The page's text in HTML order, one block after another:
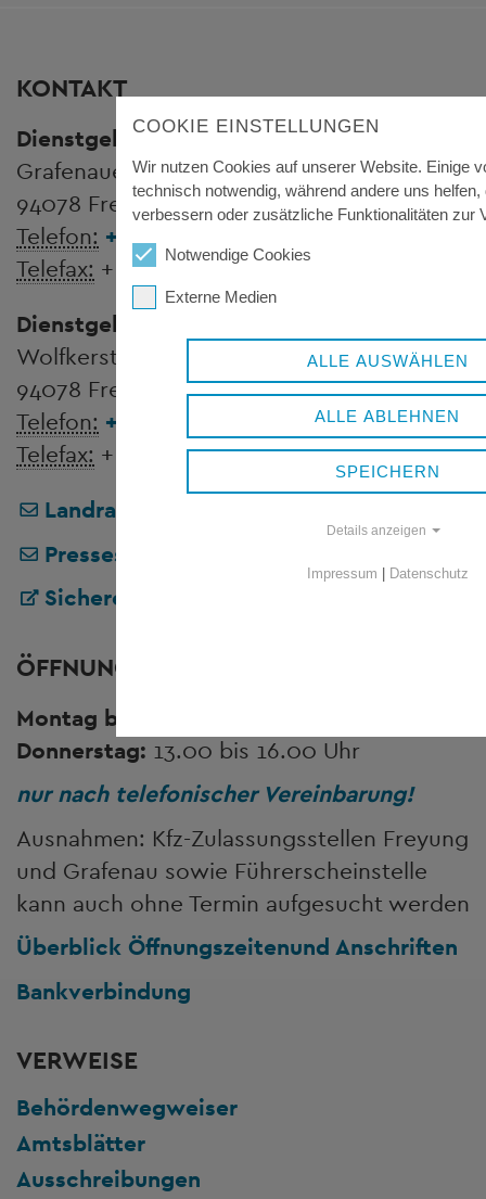
KONTAKT
Dienstgebäude Königsfeld
Grafenauer Straße 44
94078 Freyung
Telefon: + 49 8551 57-0
Telefax: + 49 8551 57-4507
Dienstgebäude Wolfstein
Wolfkerstraße 3
94078 Freyung
Telefon: + 49 8551 57-0
Telefax: + 49 8551 57-4506
Landratsamt Freyung-Grafenau
Pressestelle
Sicheres Kontaktformular
ÖFFNUNGSZEITEN
Montag bis Freitag:
Donnerstag: 13.00 bis 16.00 Uhr
nur nach telefonischer Vereinbarung!
Ausnahmen: Kfz-Zulassungsstellen Freyung
und Grafenau sowie Führerscheinstelle
kann auch ohne Termin aufgesucht werden
Überblick Öffnungszeitenund Anschriften
Bankverbindung
VERWEISE
Behördenwegweiser
Amtsblätter
Ausschreibungen
COOKIE EINSTELLUNGEN
Wir nutzen Cookies auf unserer Website. Einige
technisch notwendig, während andere uns
verbessern oder zusätzliche Funktionalitäten zur
Notwendige Cookies
Externe Medien
ALLE AUSWÄHLEN
ALLE ABLEHNEN
SPEICHERN
Details anzeigen
Impressum | Datenschutz